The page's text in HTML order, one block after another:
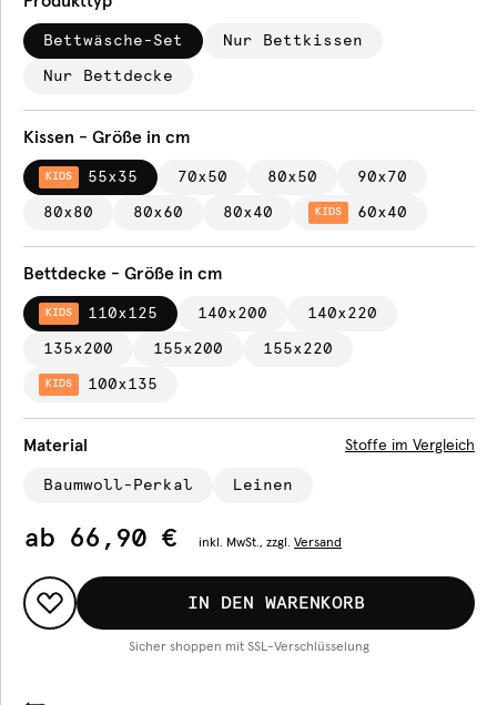
Bettwäsche-Set Nur Bettkissen
Nur Bettdecke
Kissen - Größe in cm
KIDS 55x35 70x50 80x50 90x70
80x80 80x60 80x40 KIDS 60x40
Bettdecke - Größe in cm
KIDS 110x125 140x200 140x220
135x200 155x200 155x220
KIDS 100x135
Material Stoffe im Vergleich
Baumwoll-Perkal Leinen
ab 66,90 € inkl. MwSt., zzgl. Versand
IN DEN WARENKORB
Sicher shoppen mit SSL-Verschlüsselung